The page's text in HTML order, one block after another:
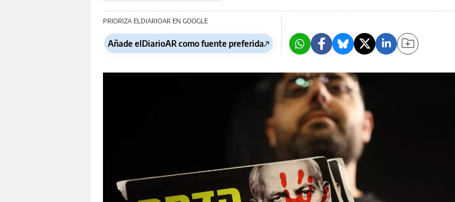
PRIORIZA ELDIARIOAR EN GOOGLE
Añade elDiarioAR como fuente preferida